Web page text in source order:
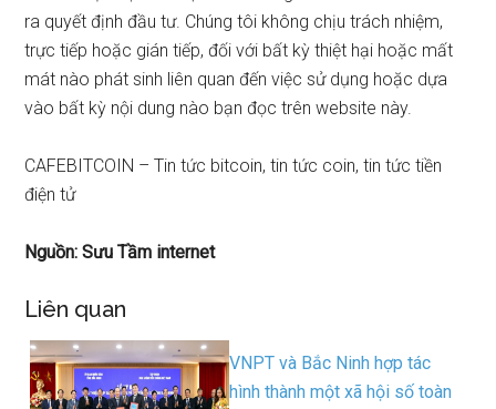
ra quyết định đầu tư. Chúng tôi không chịu trách nhiệm,
trực tiếp hoặc gián tiếp, đối với bất kỳ thiệt hại hoặc mất
mát nào phát sinh liên quan đến việc sử dụng hoặc dựa
vào bất kỳ nội dung nào bạn đọc trên website này.
CAFEBITCOIN – Tin tức bitcoin, tin tức coin, tin tức tiền
điện tử
Nguồn: Sưu Tầm internet
Liên quan
VNPT và Bắc Ninh hợp tác
hình thành một xã hội số toàn